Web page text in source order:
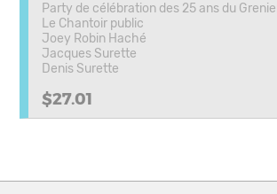
Party de célébration des 25 ans du
Le Chantoir public
Joey Robin Haché
Jacques Surette
Denis Surette
$27.01